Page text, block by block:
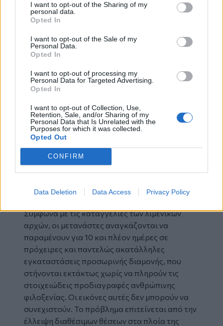
I want to opt-out of the Sharing of my
personal data.
Opted In
I want to opt-out of the Sale of my
Personal Data.
Opted In
I want to opt-out of processing my
Personal Data for Targeted Advertising.
Opted In
I want to opt-out of Collection, Use,
Retention, Sale, and/or Sharing of my
Personal Data that Is Unrelated with the
Purposes for which it was collected.
Opted Out
CONFIRM
Data Deletion Data Access Privacy Policy
Στο πλαίσιο της πρότασής του ο
κ.Μαμουλάκης
Ναυτικού για την άμεση μεταφορά των
μεταναστών στην Αττική, απεμπλοκή
Λιμενικού και Αυτοδιοίκησης από τη
μεταφορά των μεταναστών με λεωφορεία.
Όπως τονίζει, μεταξύ άλλων, σε δήλωσή του:
«Η Κρήτη βιώνει το τελευταίο διάστημα μια
πρωτοφανή πίεση από τις αυξημένες αφίξεις
μεταναστών, με τα επίσημα στοιχεία να
καταγράφουν πάνω από 7.000 αφίξεις μόνο το
πρώτο εξάμηνο του 2025. Δηλαδή αύξηση της
τάξης του 258% σε σχέση με το αντίστοιχο
έχει οδηγήσει σε συνθήκες που δεν τιμούν ούτε
Σύμφωνα με τις καταγγελίες των λιμενικών
αρχών, οι μετανάστες αναγκάζονται να
παραμένουν για 10 και πλέον ημέρες σε
πρόχειρες και παντελώς ακατάλληλες
εγκαταστάσεις προσωρινής διαμονής, που
στήνονται εκτάκτως χωρίς να πληρούν τις
στοιχειώδεις προδιαγραφές ανθρώπινης
φιλοξενίας. Οι εικόνες αυτές δεν μπορούν να
συνεχιστούν. Το πρόβλημα επιτείνεται από την
έλλειψη διαθέσιμων θέσεων στα πλοία της